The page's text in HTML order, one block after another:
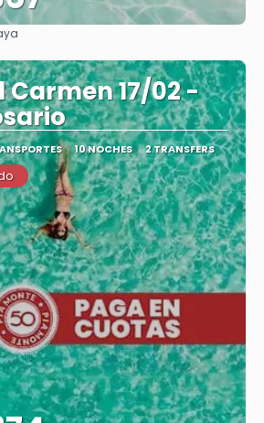
Carmen 17/02 -
10 NOCHES 2 TRANSFERS